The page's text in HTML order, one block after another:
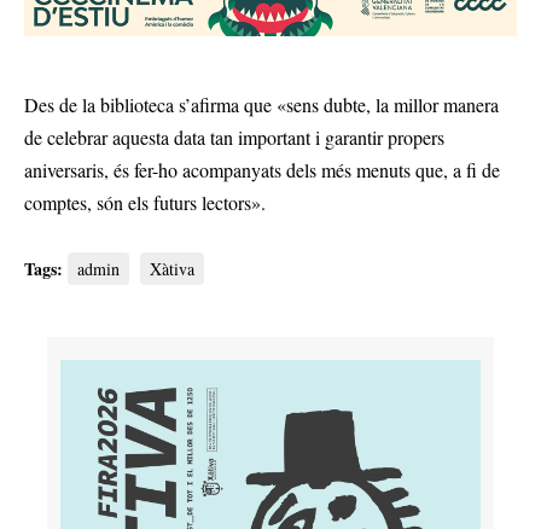
Des de la biblioteca s’afirma que «sens dubte, la millor manera
de celebrar aquesta data tan important i garantir propers
aniversaris, és fer-ho acompanyats dels més menuts que, a fi de
comptes, són els futurs lectors».
Tags: admin Xàtiva